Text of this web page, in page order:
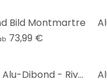
Bild Montmartre
73,99 €
Hexagon - Alu-Dibond - Rivers - Paris